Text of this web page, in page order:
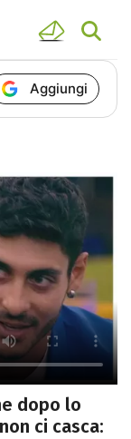
Aggiungi
dopo lo
ci casca: